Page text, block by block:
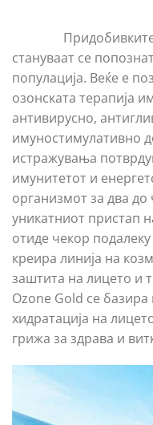
Придобивките од
стануваат се
популација. Веќе е
озонската терапија
антивирусно,
имуностимулативно
истражувања
имунитетот и
организмот за два
уникатниот пристап
отиде чекор
креира линија на
заштита на лицето и
Ozone Gold се
хидратација на
грижа за здрава и